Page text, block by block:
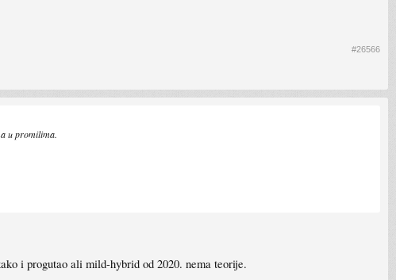
#26566
u promilima.
i progutao ali mild-hybrid od 2020. nema teorije.